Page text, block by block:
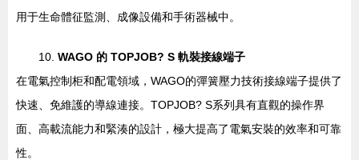
用于生命體征監測、成像設備和手術器械中。
10. WAGO 的 TOPJOB? S 軌裝接線端子
在電氣控制柜和配電領域，WAGO的彈簧壓力技術接線端子提供了
快速、免維護的導線連接。TOPJOB? S系列具有直觀的操作界
面、高載流能力和緊湊的設計，極大提高了電氣安裝的效率和可靠
性。